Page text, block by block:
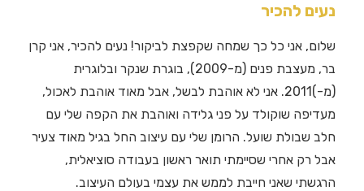
נעים להכיר
שלום, אני כל כך שמחה שקפצת לביקור! נעים להכיר, אני קרן
בר, מעצבת פנים (מ-2009), בוגרת שנקר ובלוגרית
(מ-)2011. אני לא אוהבת לבשל, אבל מאוד אוהבת לאכול,
מעדיפה שוקולד על פני גלידה ואוהבת את הקפה שלי עם
חלב שבולת שועל. הרומן שלי עם עיצוב החל בגיל מאוד צעיר
אבל רק אחרי שסיימתי תואר ראשון בעבודה סוציאלית,
הרגשתי שאני חייבת לממש את עצמי בעולם העיצוב.